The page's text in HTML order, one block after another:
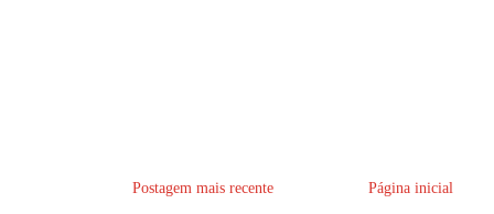
Postagem mais recente Página inicial